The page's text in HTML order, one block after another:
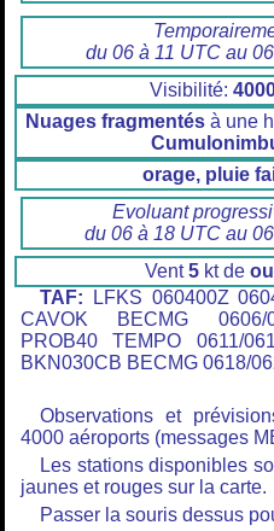
du 06 à 11 UTC au
Visibilité:
Nuages fragmentésà une
orage, pluie
Evoluant
du 06 à 18 UTC au
Vent5 kt de
TAF: LFKS 060400Z
CAVOK BECMG 0606/
PROB40 TEMPO 0611/
BKN030CB BECMG 0618/
Observations et
4000 aéroports (messages
Les stations disponibles
jaunes et rouges sur la carte.
Passer la souris dessus